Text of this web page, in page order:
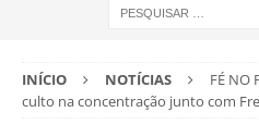
INÍCIO NOTÍCIAS
FÉ NO
culto na concentração junto com